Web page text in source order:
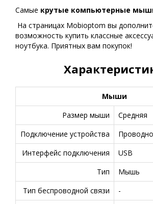
Самые крутые компьютерные
На страницах Mobioptom вы
возможность купить классные
ноутбука. Приятных вам покупок!
Мыши
Размер мыши
Средняя
Подключение устройства
Интерфейс подключения
USB
Тип
Мышь
Тип беспроводной связи
-